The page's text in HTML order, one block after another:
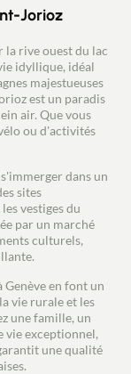
à chaleur
à l'égout.
Jorioz
la rive ouest du lac
idyllique, idéal
majestueuses
est un paradis
air. Que vous
ou d'activités
dans un
sites
vestiges du
par un marché
culturels,
Genève en font un
vie rurale et les
une famille, un
vie exceptionnel,
une qualité